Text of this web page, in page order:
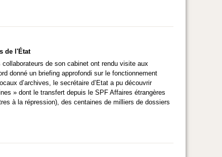
de l'État
de son cabinet ont rendu visite aux
donné un briefing approfondi sur le fonctionnement
d’archives, le secrétaire d’Etat a pu découvrir
» dont le transfert depuis le SPF Affaires étrangères
à la répression), des centaines de milliers de dossiers